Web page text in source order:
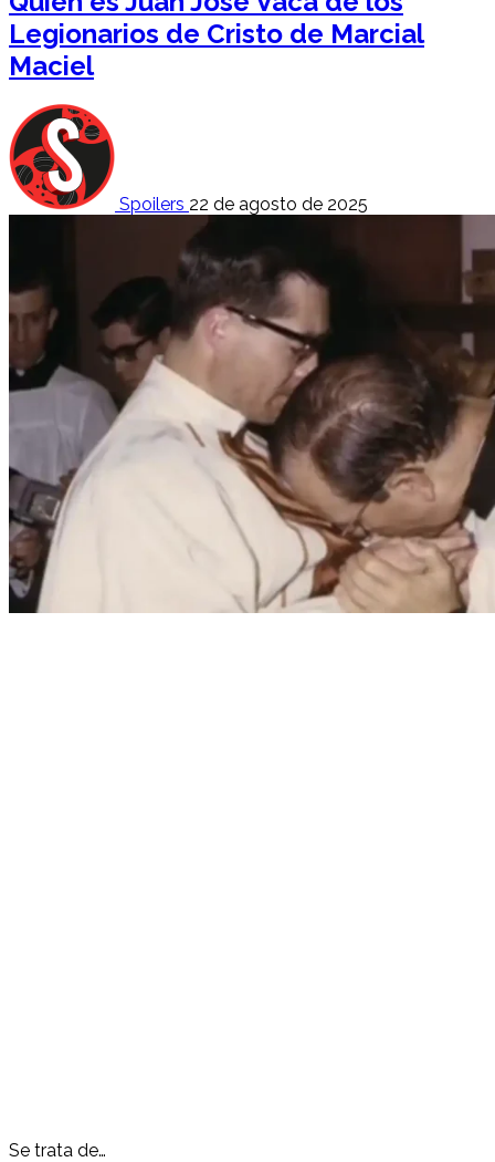
Legionarios de Cristo de Marcial
Maciel
Spoilers 22 de agosto de 2025
Se trata de…